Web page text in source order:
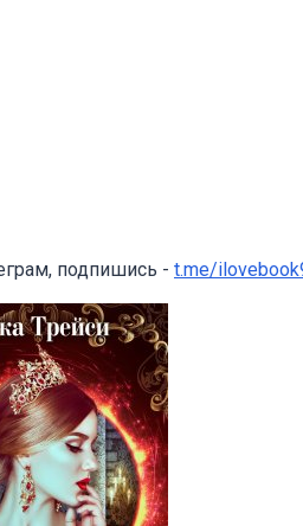
подпишись - t.me/